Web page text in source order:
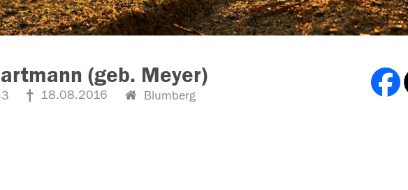
(geb. Meyer)
18.08.2016 Blumberg